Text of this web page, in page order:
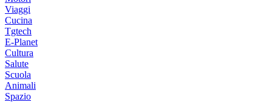
Viaggi
Cucina
Tgtech
E-Planet
Cultura
Salute
Scuola
Animali
Spazio